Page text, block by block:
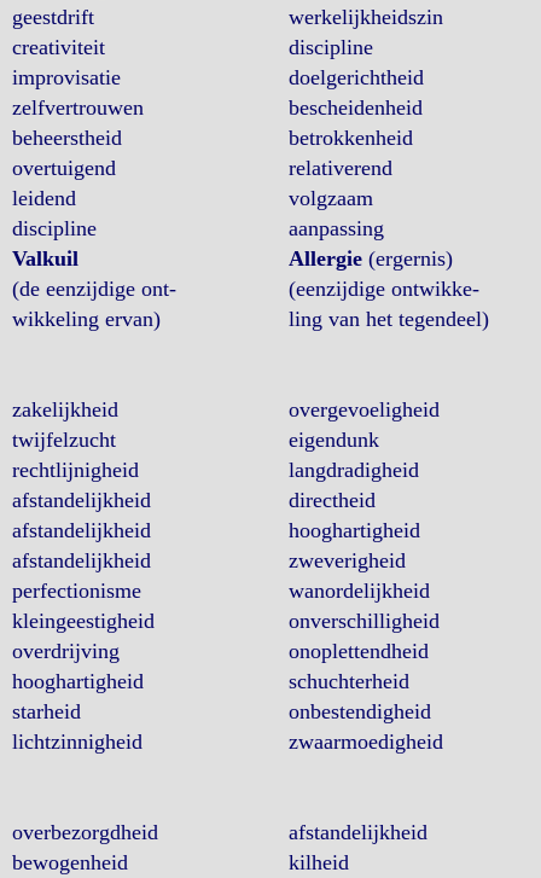
geestdrift
creativiteit
improvisatie
zelfvertrouwen
beheerstheid
overtuigend
leidend
discipline
Valkuil
(de eenzijdige ont-
wikkeling ervan)
zakelijkheid
twijfelzucht
rechtlijnigheid
afstandelijkheid
afstandelijkheid
afstandelijkheid
perfectionisme
kleingeestigheid
overdrijving
hooghartigheid
starheid
lichtzinnigheid
overbezorgdheid
bewogenheid
werkelijkheidszin
discipline
doelgerichtheid
bescheidenheid
betrokkenheid
relativerend
volgzaam
aanpassing
Allergie (ergernis)
(eenzijdige ontwikke-
ling van het tegendeel)
overgevoeligheid
eigendunk
langdradigheid
directheid
hooghartigheid
zweverigheid
wanordelijkheid
onverschilligheid
onoplettendheid
schuchterheid
onbestendigheid
zwaarmoedigheid
afstandelijkheid
kilheid